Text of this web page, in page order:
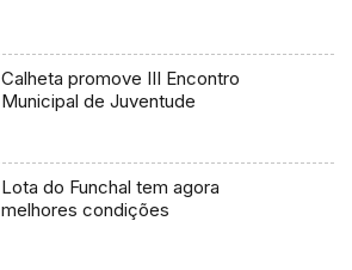
Calheta promove III Encontro
Municipal de Juventude
Lota do Funchal tem agora
melhores condições